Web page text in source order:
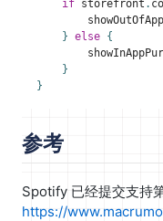
if storefront .
} else {
}
}
参考
Spotify 已经提交支持
https://